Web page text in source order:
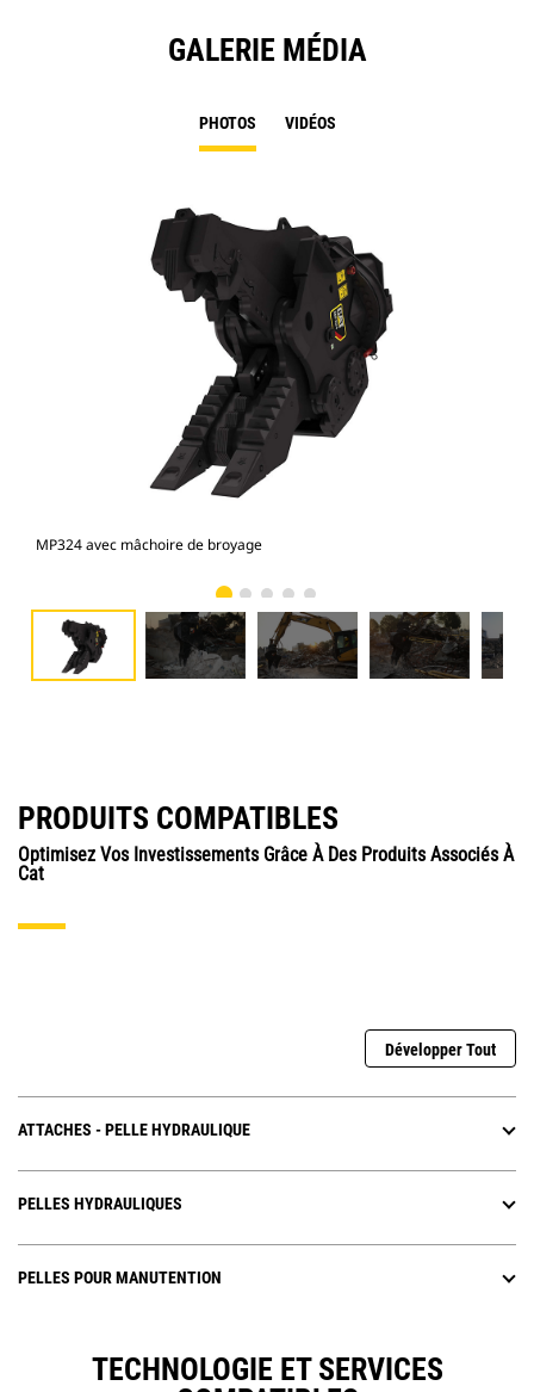
GALERIE MÉDIA
PHOTOS VIDÉOS
MP324 avec mâchoire de broyage
PRODUITS COMPATIBLES
Optimisez Vos Investissements Grâce À Des Produits Associés À
Cat
Développer Tout
ATTACHES - PELLE HYDRAULIQUE
PELLES HYDRAULIQUES
PELLES POUR MANUTENTION
TECHNOLOGIE ET SERVICES